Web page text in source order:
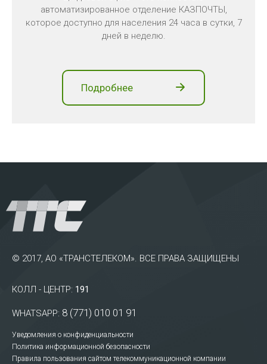
автоматизированное отделение КАЗПОЧТЫ,
которое доступно для населения 24 часа в сутки, 7
дней в неделю.
Подробнее
© 2017, АО «ТРАНСТЕЛЕКОМ». ВСЕ ПРАВА ЗАЩИЩЕНЫ
КОЛЛ - ЦЕНТР: 191
WHATSAPP: 8 (771) 010 01 91
Уведомления о конфиденциальности
Политика информационной безопасности
Правила пользования сайтом телекоммуникационной компании